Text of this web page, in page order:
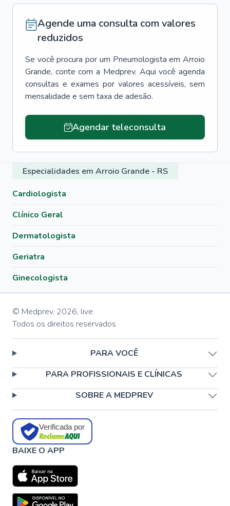
Agende uma consulta com valores
reduzidos
Se você procura por um Pneumologista em Arroio
Grande, conte com a Medprev. Aqui você agenda
consultas e exames por valores acessíveis, sem
mensalidade e sem taxa de adesão.
Agendar teleconsulta
Especialidades em Arroio Grande - RS
Cardiologista
Clínico Geral
Dermatologista
Geriatra
Ginecologista
© Medprev, 2026, live
Todos os direitos reservados
PARA VOCÊ
PARA PROFISSIONAIS E CLÍNICAS
SOBRE A MEDPREV
Verificada por
BAIXE O APP